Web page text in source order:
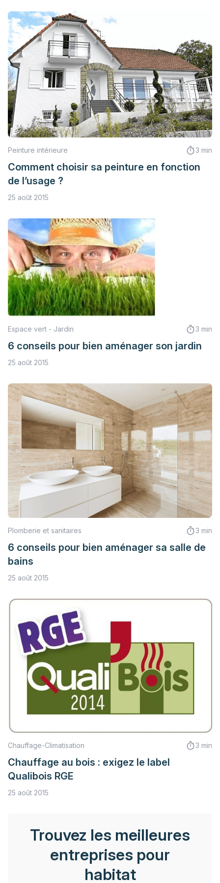
Peinture intérieure 3 min
Comment choisir sa peinture en fonction
de l’usage ?
25 août 2015
Espace vert - Jardin 3 min
6 conseils pour bien aménager son jardin
25 août 2015
Plomberie et sanitaires 3 min
6 conseils pour bien aménager sa salle de
bains
25 août 2015
Chauffage-Climatisation 3 min
Chauffage au bois : exigez le label
Qualibois RGE
25 août 2015
Trouvez les meilleures
entreprises pour
habitat